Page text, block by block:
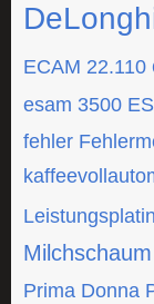
ECAM 22.110
esam 3500
fehler
Milchschaum
Prima Donna